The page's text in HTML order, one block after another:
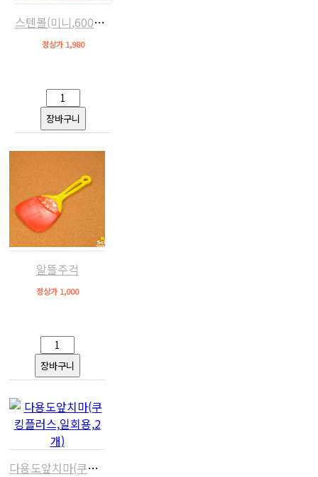
스텐볼(미니,600ml,계량용)
정상가 1,980
알뜰주걱
정상가 1,000
다용도앞치마(쿠킹플러스,일회용,2개)